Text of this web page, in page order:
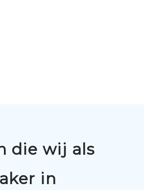
die wij als
in